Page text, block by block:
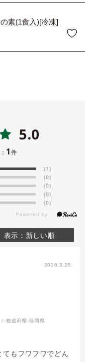
素(1食入)[冷凍]
5.0
1件
(1)
(0)
(0)
(0)
(0)
表示：新しい順
2026.3.25
都道府県:福岡県
てもフワフワでどん